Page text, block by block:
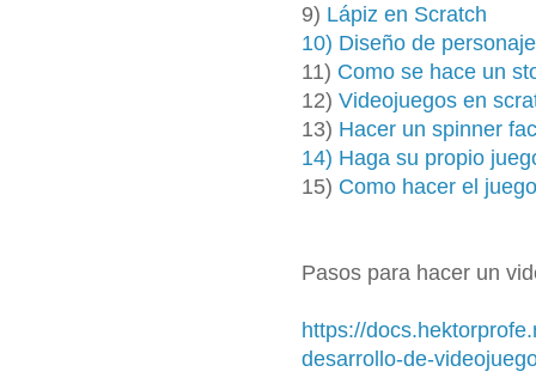
9) Lápiz en Scratch
10) Diseño de
11) Como se hace un
12) Videojuegos en
13) Hacer un spinner
14) Haga su propio
15) Como hacer el
Pasos para hacer un
https://
desarrollo-de-